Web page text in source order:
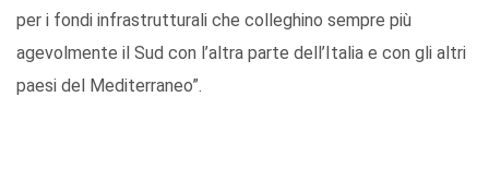
per i fondi infrastrutturali che colleghino sempre più
agevolmente il Sud con l’altra parte dell’Italia e con gli altri
paesi del Mediterraneo”.